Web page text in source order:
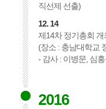
직선제 선출)
12. 14
제14차 정기총회 개
(장소 : 충남대학교
- 감사 : 이병문, 심
2016